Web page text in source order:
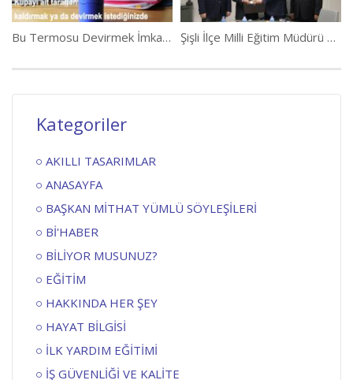
Bu Termosu Devirmek İmkansız Şişli İlçe Milli Eğitim Müdürü Perpa’da
Kategoriler
AKILLI TASARIMLAR
ANASAYFA
BAŞKAN MİTHAT YÜMLÜ SÖYLEŞİLERİ
Bİ'HABER
BİLİYOR MUSUNUZ?
EĞİTİM
HAKKINDA HER ŞEY
HAYAT BİLGİSİ
İLK YARDIM EĞİTİMİ
İŞ GÜVENLİĞİ VE KALİTE